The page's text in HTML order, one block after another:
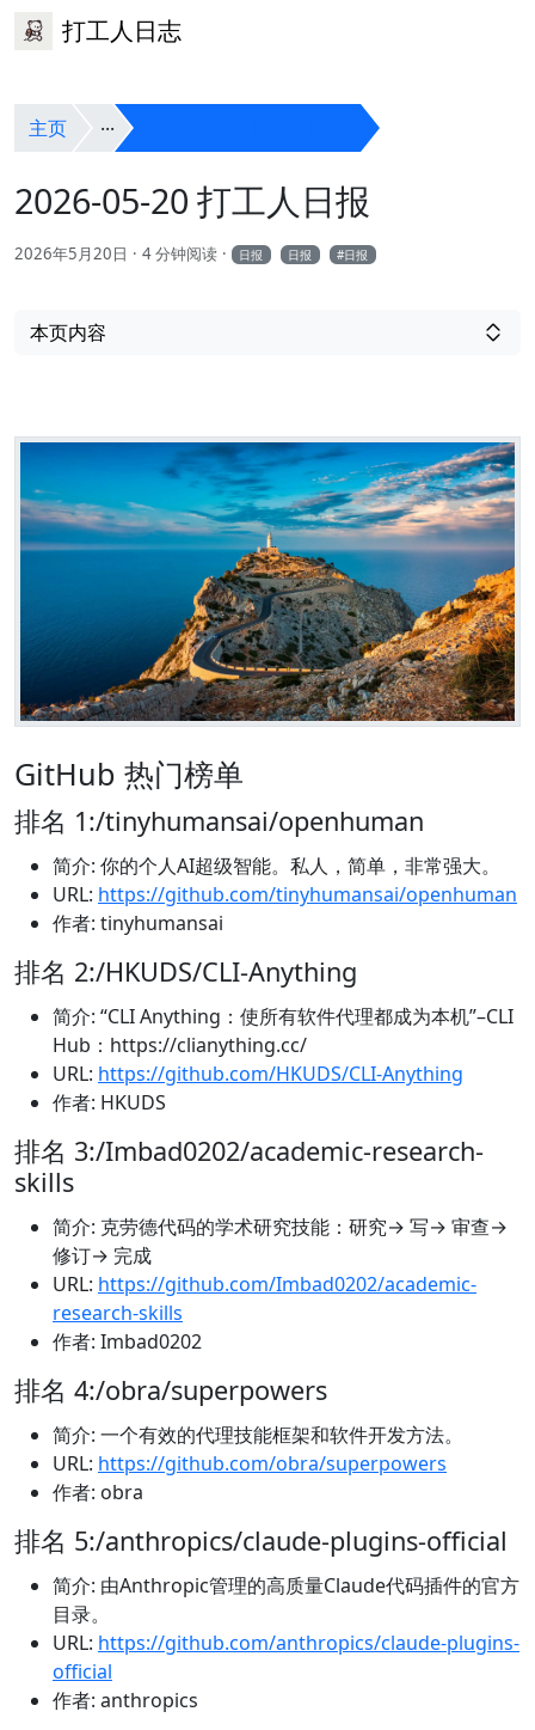
打工人日志
主页
2026-05-20 打工人日报
2026年5月20日 4 分钟阅读 日报 日报 日报
本页内容
GitHub 热门榜单
排名 1:/tinyhumansai/openhuman
简介: 你的个人AI超级智能。私人，简单，非常强大。
URL: https://github.com/tinyhumansai/openhuman
作者: tinyhumansai
排名 2:/HKUDS/CLI-Anything
简介: “CLI Anything：使所有软件代理都成为本机”–CLI
Hub：https://clianything.cc/
URL: https://github.com/HKUDS/CLI-Anything
作者: HKUDS
排名 3:/Imbad0202/academic-research-
skills
简介: 克劳德代码的学术研究技能：研究→ 写→ 审查→
修订→ 完成
URL: https://github.com/Imbad0202/academic-
research-skills
作者: Imbad0202
排名 4:/obra/superpowers
简介: 一个有效的代理技能框架和软件开发方法。
URL: https://github.com/obra/superpowers
作者: obra
排名 5:/anthropics/claude-plugins-official
简介: 由Anthropic管理的高质量Claude代码插件的官方
目录。
URL: https://github.com/anthropics/claude-plugins-
official
作者: anthropics